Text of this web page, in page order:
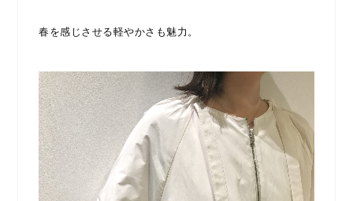
春を感じさせる軽やかさも魅力。